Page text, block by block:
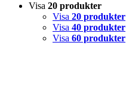
Visa 20 produkter
Visa 20 produkter
Visa 40 produkter
Visa 60 produkter